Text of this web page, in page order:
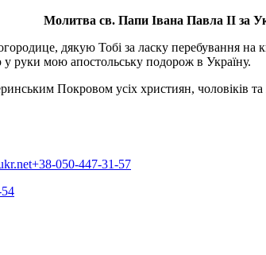
Молитва св. Папи Івана Павла ІІ за
дякую Тобі за ласку перебування на
руки мою апостольську подорож в Україну.
Покровом усіх християн, чоловіків та
+38-050-447-31-57